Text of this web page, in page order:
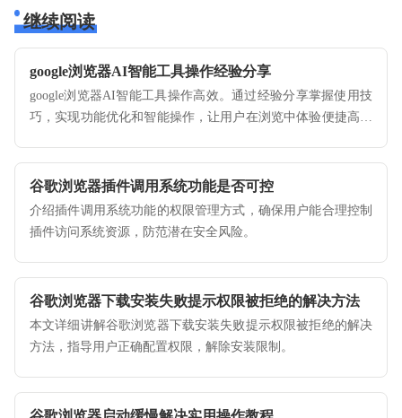
继续阅读
google浏览器AI智能工具操作经验分享
google浏览器AI智能工具操作高效。通过经验分享掌握使用技
巧，实现功能优化和智能操作，让用户在浏览中体验便捷高效
谷歌浏览器插件调用系统功能是否可控
介绍插件调用系统功能的权限管理方式，确保用户能合理控制
插件访问系统资源，防范潜在安全风险。
谷歌浏览器下载安装失败提示权限被拒绝的解决方法
本文详细讲解谷歌浏览器下载安装失败提示权限被拒绝的解决
方法，指导用户正确配置权限，解除安装限制。